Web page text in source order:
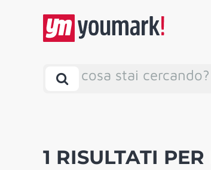
cosa stai cercando?
1 RISULTATI